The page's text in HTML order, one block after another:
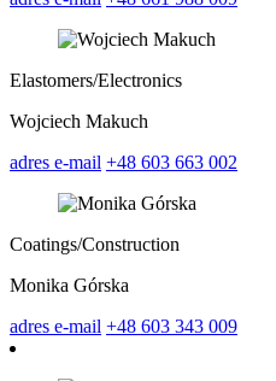
Elastomers/Electronics
Wojciech Makuch
adres e-mail +48 603 663 002
Coatings/Construction
Monika Górska
adres e-mail +48 603 343 009